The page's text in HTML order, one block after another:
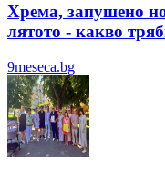
Хрема, запушено
лятотo - какво
9meseca.bg